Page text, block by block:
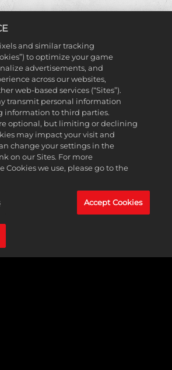
YOUR STORY
Recruit부터 시작하여 챔피언의 자
나만의 이야기를 완성해 보세요.
and similar tracking
to optimize your game
advertisements, and
across our websites,
web-based services (“Sites”).
transmit personal information
information to third parties.
optional, but limiting or declining
may impact your visit and
change your settings in the
on our Sites. For more
Cookies we use, please go to the
Accept Cookies